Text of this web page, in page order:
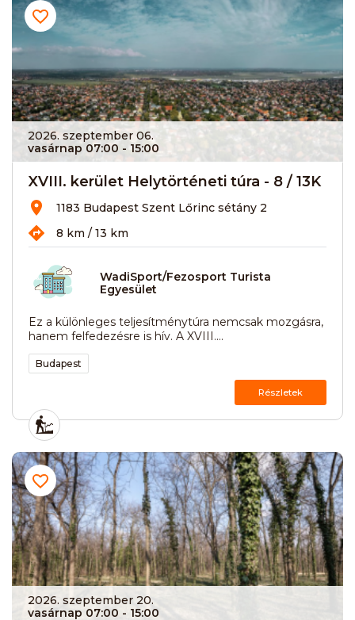
2026. szeptember 06.
vasárnap 07:00 - 15:00
XVIII. kerület Helytörténeti túra - 8 / 13K
1183 Budapest Szent Lőrinc sétány 2
8 km / 13 km
WadiSport/Fezosport Turista
Egyesület
Ez a különleges teljesítménytúra nemcsak mozgásra,
hanem felfedezésre is hív. A XVIII....
Budapest
Részletek
2026. szeptember 20.
vasárnap 07:00 - 15:00